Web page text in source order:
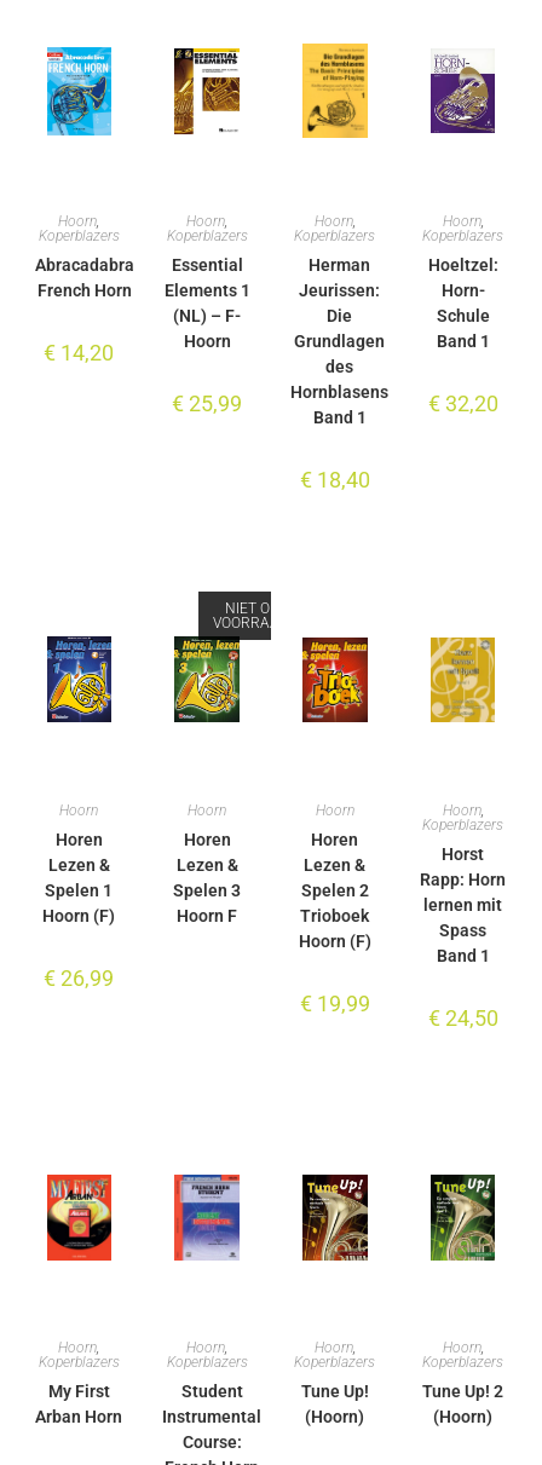
Hoorn,
Koperblazers
Abracadabra
French Horn
€ 14,20
Hoorn,
Koperblazers
Essential
Elements 1
(NL) – F-
Hoorn
€25,99
Hoorn,
Koperblazers
Herman
Jeurissen:
Die
Grundlagen
des
Hornblasens
Band 1
€18,40
Hoorn,
Koperblazers
Hoeltzel:
Horn-
Schule
Band 1
€32,20
Hoorn
Horen
Lezen &
Spelen 1
Hoorn (F)
€26,99
NIET OP
VOORRAAD
Hoorn
Horen
Lezen &
Spelen 3
Hoorn F
Hoorn
Horen
Lezen &
Spelen 2
Trioboek
Hoorn (F)
€19,99
Hoorn,
Koperblazers
Horst
Rapp: Horn
lernen mit
Spass
Band 1
€24,50
Hoorn,
Koperblazers
My First
Arban Horn
Hoorn,
Koperblazers
Student
Instrumental
Course:
Hoorn,
Koperblazers
Tune Up!
(Hoorn)
Hoorn,
Koperblazers
Tune Up! 2
(Hoorn)